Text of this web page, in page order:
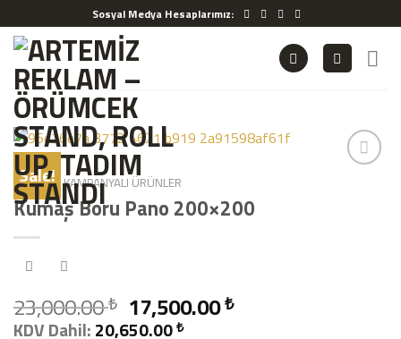
to
content
Sosyal Medya Hesaplarımız:
Sale!
HOME / KAMPANYALI ÜRÜNLER
Kumaş Boru Pano 200×200
23,000.00₺ 17,500.00₺
KDV Dahil: 20,650.00₺